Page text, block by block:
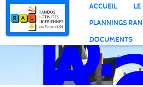
ACCUEIL
PLANNINGS
DOCUMENTS
Panneau de gestion des cookies